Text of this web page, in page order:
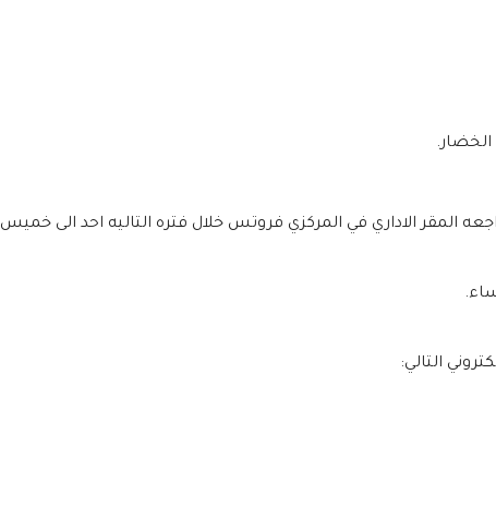
المقر الاداري في المركزي فروتس خلال فتره التاليه احد الى خميس
التالي: